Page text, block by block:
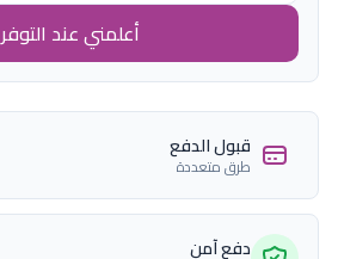
أعلمني عند التوفر
قبول الدفع
طرق متعددة
دفع آمن